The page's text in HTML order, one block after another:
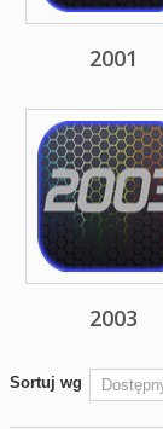
2001
2003
Sortuj wg